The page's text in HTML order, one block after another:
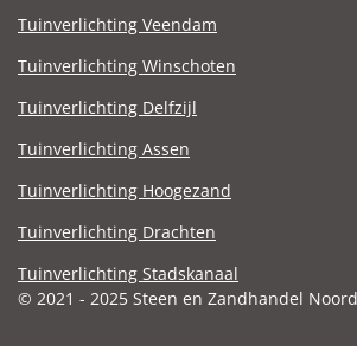
Tuinverlichting Veendam
Tuinverlichting Winschoten
Tuinverlichting Delfzijl
Tuinverlichting Assen
Tuinverlichting Hoogezand
Tuinverlichting Drachten
Tuinverlichting Stadskanaal
© 2021 - 2025 Steen en Zandhandel